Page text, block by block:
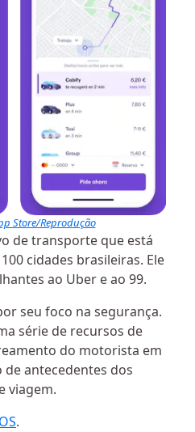
Store/Reprodução
de transporte que está
cidades brasileiras. Ele
ao Uber e ao 99.
seu foco na segurança.
série de recursos de
do motorista em
antecedentes dos
viagem.
.